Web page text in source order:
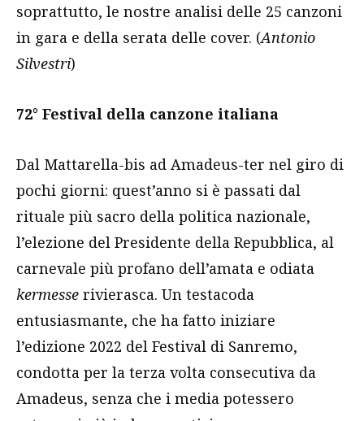
soprattutto, le nostre analisi delle 25 canzoni
in gara e della serata delle cover. (Antonio
Silvestri)
72° Festival della canzone italiana
Dal Mattarella-bis ad Amadeus-ter nel giro di
pochi giorni: quest’anno si è passati dal
rituale più sacro della politica nazionale,
l’elezione del Presidente della Repubblica, al
carnevale più profano dell’amata e odiata
kermesse rivierasca. Un testacoda
entusiasmante, che ha fatto iniziare
l’edizione 2022 del Festival di Sanremo,
condotta per la terza volta consecutiva da
Amadeus, senza che i media potessero